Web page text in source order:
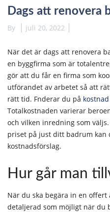
Dags att renovera
By juli 20, 2022
När det är dags att renovera
en byggfirma som är
gör att du får en firma som
utförandet av arbetet så att
rätt tid. Fnderar du på
Totalkostnaden varierar
och vilken inredning som
priset på just ditt badrum kan
kostnadsförslag.
Hur går man
När du ska begära in en
detaljerad som möjligt när du